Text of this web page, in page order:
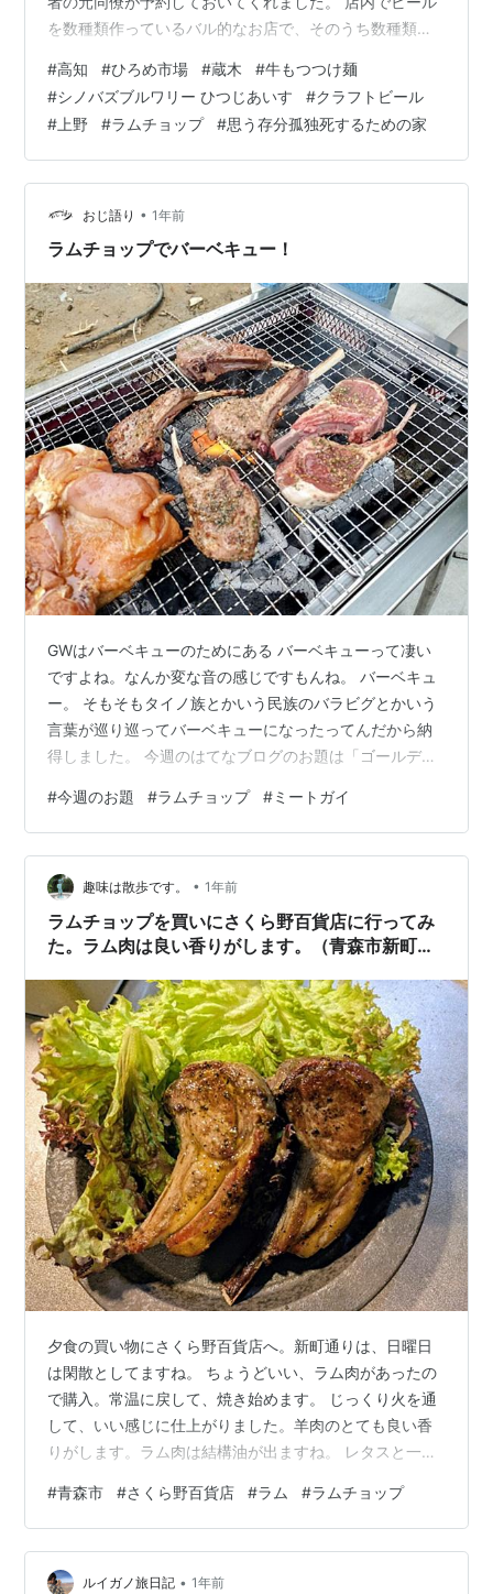
を数種類作っているバル的なお店で、そのうち数種類が
3000円」というのにして、お店自慢のクラフトビールを
しこたま飲みました(笑)。どれも美味かったですが「しの
ばずエール」だったかな、そういう名前のビールが一番
好きでした。軽めでスッキリな感じ。とはいえ濃厚なコ
クのあるビールも好きなので、昨日は舌がそういう感じ
だったんでしょうね。 ホントに日…
#高知 #ひろめ市場 #蔵木 #牛もつつけ麺
#シノバズブルワリー ひつじあいす #クラフトビール
#上野 #ラムチョップ #思う存分孤独死するための家
おじ語り • 1年前
ラムチョップでバーベキュー！
GWはバーベキューのためにある バーベキューって凄い
ですよね。なんか変な音の感じですもんね。 バーベキュ
ー。 そもそもタイノ族とかいう民族のバラビグとかいう
言葉が巡り巡ってバーベキューになったってんだから納
得しました。 今週のはてなブログのお題は「ゴールデン
めにあります。 冬休みは寒い。夏休みは暑い。 バーベキ
ューやるなら春でしょうよ。今年も実家で参加してきま
した。バーベキュー。 ほんでバーベキューは家族か本当
に親しい友人とやるに限りますよね。 イベント的なバー
ベキューはヒドいですもの。なんか色んな思惑が裏にあ
ったりしてな。 あと「アイツは肉…
#今週のお題 #ラムチョップ #ミートガイ
趣味は散歩です。 • 1年前
ラムチョップを買いにさくら野百貨店に行ってみ
た。ラム肉は良い香りがします。（青森市新町１
夕食の買い物にさくら野百貨店へ。新町通りは、日曜日
は閑散としてますね。 ちょうどいい、ラム肉があったの
で購入。常温に戻して、焼き始めます。 じっくり火を通
して、いい感じに仕上がりました。羊肉のとても良い香
りがします。ラム肉は結構油が出ますね。 レタスと一緒
のお肉をカジカジするのも好きです。 赤ワインに合わせ
ました。 【肉に合う濃厚・コクウマ 赤ワイン】G'day
Daily シラーズ [ デイリー ワイン 赤 辛口 ミディアム フ
ルボディ 15% オーストラリア 750ml ] ギフト 誕生日 プ
#青森市 #さくら野百貨店 #ラム #ラムチョップ
ルイガノ旅日記 • 1年前